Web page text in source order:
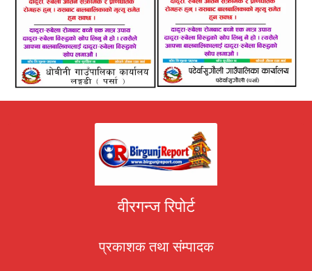
वीरगन्ज रिपोर्ट
प्रकाशक तथा संम्पादक